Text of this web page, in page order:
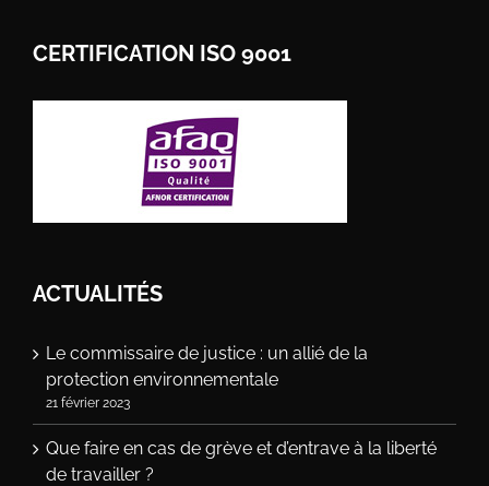
CERTIFICATION ISO 9001
ACTUALITÉS
Le commissaire de justice : un allié de la
protection environnementale
21 février 2023
Que faire en cas de grève et d’entrave à la liberté
de travailler ?